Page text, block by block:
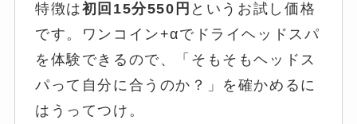
特徴は初回15分550円 というお試し価格
です。ワンコイン+αでドライヘッドスパ
を体験できるので、「そもそもヘッドス
パって自分に合うのか？」を確かめるに
はうってつけ。